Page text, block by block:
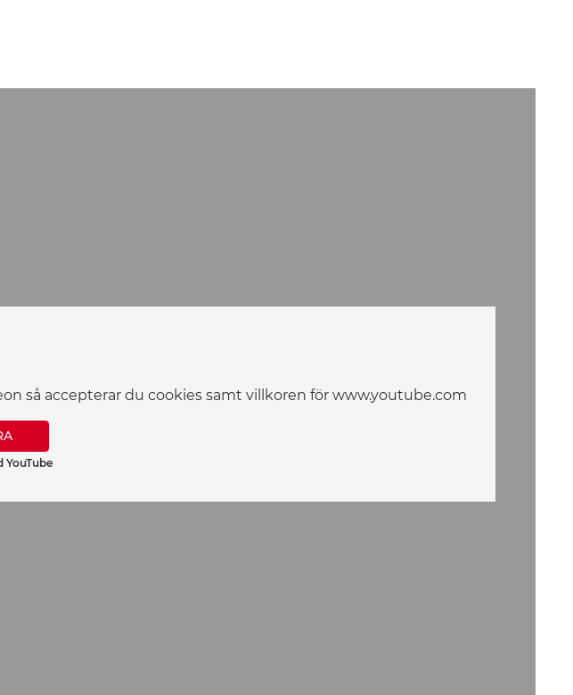
så accepterar du cookies samt villkoren för www.youtube.com
YouTube